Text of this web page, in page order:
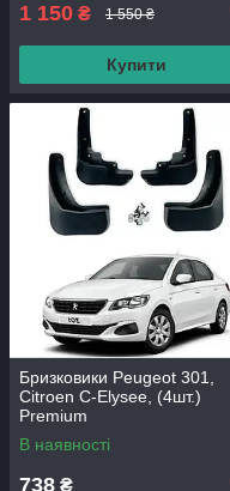
1 150 ₴ 1 550 ₴
Купити
Бризковики Peugeot 301,
Citroen C-Elysee, (4шт.)
Premium
В наявності
738 ₴